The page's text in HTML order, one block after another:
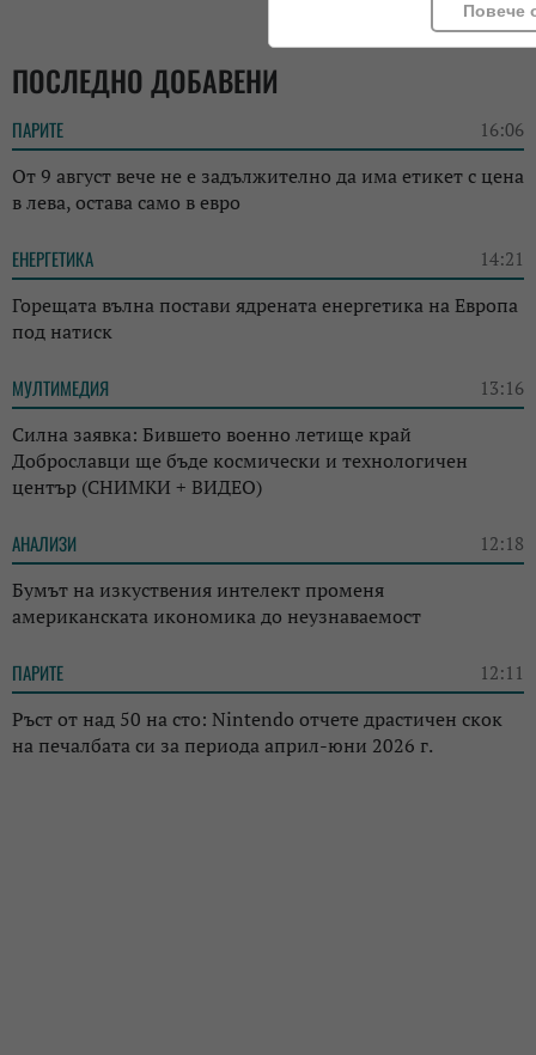
ПОСЛЕДНО ДОБАВЕНИ
ПАРИТЕ 16:06
От 9 август вече не е задължително да има етикет с цена
в лева, остава само в евро
ЕНЕРГЕТИКА 14:21
Горещата вълна постави ядрената енергетика на Европа
под натиск
МУЛТИМЕДИЯ 13:16
Силна заявка: Бившето военно летище край
Доброславци ще бъде космически и технологичен
център (СНИМКИ + ВИДЕО)
АНАЛИЗИ 12:18
Бумът на изкуствения интелект променя
американската икономика до неузнаваемост
ПАРИТЕ 12:11
Ръст от над 50 на сто: Nintendo отчете драстичен скок
на печалбата си за периода април-юни 2026 г.
Повече